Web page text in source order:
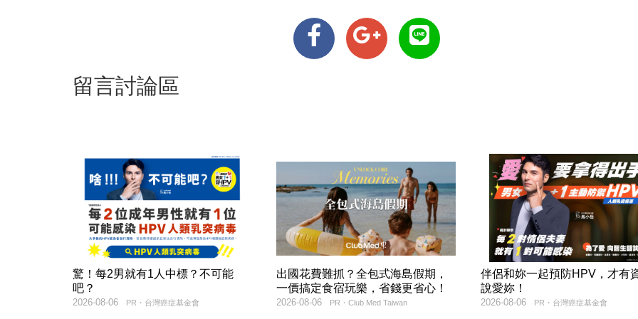
留言討論區
驚！每2男就有1人中標？不可能
吧？
PR・台灣癌症基金會
2026-08-06
出國花費難抓？全包式海島假期，
一價搞定食宿玩樂，省錢更省心！
PR・Club Med Taiwan
2026-08-06
伴侶和妳一起預防HPV，才有
說愛妳！
PR・台灣癌症基金會
2026-08-06